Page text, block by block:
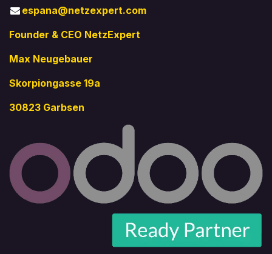
espana@netzexpert.com
Founder & CEO NetzExpert
Max Neugebauer
Skorpiongasse 19a
30823 Garbsen